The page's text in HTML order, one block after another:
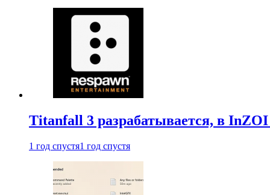
Titanfall 3 разрабатывается, в
1 год спустя1 год спустя